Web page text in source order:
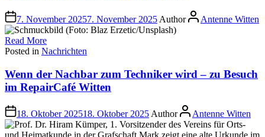
7. November 20257. November 2025 Author Antenne Witten
Read More
Posted in Nachrichten
Wenn der Nachbar zum Techniker wird – zu Besuch
im RepairCafé Witten
18. Oktober 202518. Oktober 2025 Author Antenne Witten